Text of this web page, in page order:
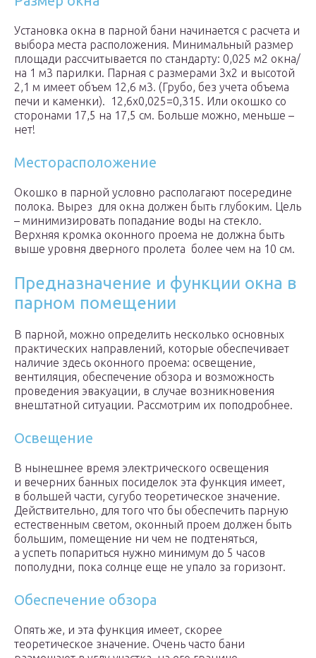
Установка окна в парной бани начинается с расчета и
выбора места расположения. Минимальный размер
площади рассчитывается по стандарту: 0,025 м2 окна/
на 1 м3 парилки. Парная с размерами 3х2 и высотой
2,1 м имеет объем 12,6 м3. (Грубо, без учета объема
печи и каменки). 12,6х0,025=0,315. Или окошко со
сторонами 17,5 на 17,5 см. Больше можно, меньше –
нет!
Месторасположение
Окошко в парной условно располагают посередине
полока. Вырез для окна должен быть глубоким. Цель
– минимизировать попадание воды на стекло.
Верхняя кромка оконного проема не должна быть
выше уровня дверного пролета более чем на 10 см.
Предназначение и функции окна в
парном помещении
В парной, можно определить несколько основных
практических направлений, которые обеспечивает
наличие здесь оконного проема: освещение,
вентиляция, обеспечение обзора и возможность
проведения эвакуации, в случае возникновения
внештатной ситуации. Рассмотрим их поподробнее.
Освещение
В нынешнее время электрического освещения
и вечерних банных посиделок эта функция имеет,
в большей части, сугубо теоретическое значение.
Действительно, для того что бы обеспечить парную
естественным светом, оконный проем должен быть
большим, помещение ни чем не подтеняться,
а успеть попариться нужно минимум до 5 часов
пополудни, пока солнце еще не упало за горизонт.
Обеспечение обзора
Опять же, и эта функция имеет, скорее
теоретическое значение. Очень часто бани